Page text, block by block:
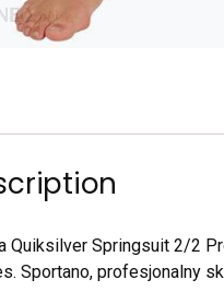
Quiksilver Springsuit 2/2
Sportano, profesjonalny